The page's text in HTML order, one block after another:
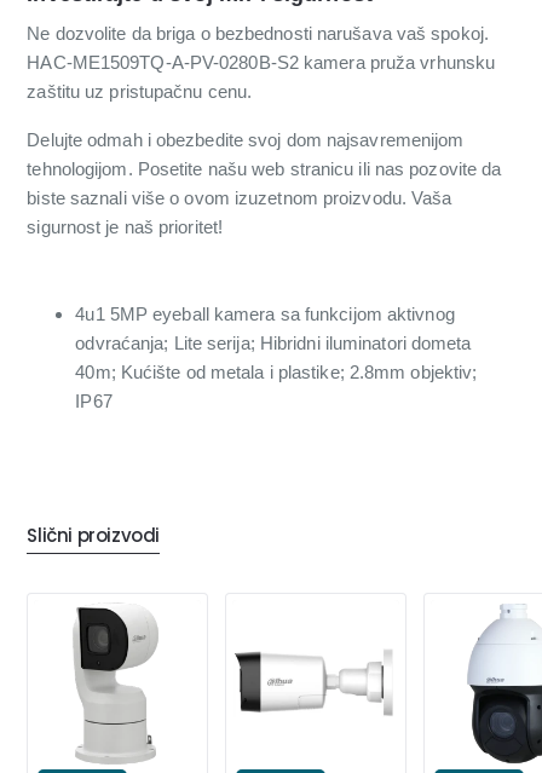
Ne dozvolite da briga o bezbednosti narušava vaš spokoj.
HAC-ME1509TQ-A-PV-0280B-S2 kamera pruža vrhunsku
zaštitu uz pristupačnu cenu.
Delujte odmah i obezbedite svoj dom najsavremenijom
tehnologijom. Posetite našu web stranicu ili nas pozovite da
biste saznali više o ovom izuzetnom proizvodu. Vaša
sigurnost je naš prioritet!
4u1 5MP eyeball kamera sa funkcijom aktivnog
odvraćanja; Lite serija; Hibridni iluminatori dometa
40m; Kućište od metala i plastike; 2.8mm objektiv;
IP67
Slični proizvodi